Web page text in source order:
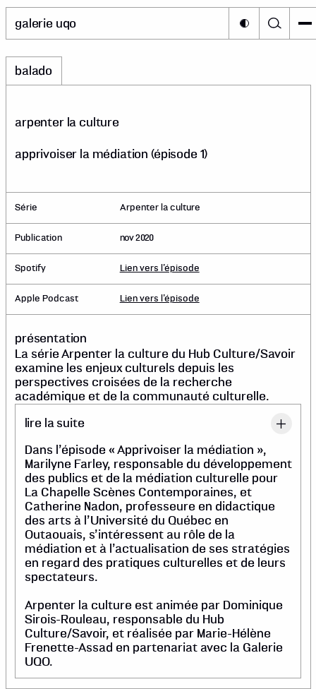
galerie uqo
balado
arpenter la culture
apprivoiser la médiation (épisode 1)
Série Arpenter la culture
Publication nov 2020
Spotify Lien vers l’épisode
Apple Podcast Lien vers l’épisode
présentation
La série Arpenter la culture du Hub Culture/Savoir
examine les enjeux culturels depuis les
perspectives croisées de la recherche
académique et de la communauté culturelle.
lire la suite
Dans l’épisode « Apprivoiser la médiation »,
Marilyne Farley, responsable du développement
des publics et de la médiation culturelle pour
La Chapelle Scènes Contemporaines, et
Catherine Nadon, professeure en didactique
des arts à l’Université du Québec en
Outaouais, s’intéressent au rôle de la
médiation et à l’actualisation de ses stratégies
en regard des pratiques culturelles et de leurs
spectateurs.
Arpenter la culture est animée par Dominique
Sirois-Rouleau, responsable du Hub
Culture/Savoir, et réalisée par Marie-Hélène
Frenette-Assad en partenariat avec la Galerie
UQO.